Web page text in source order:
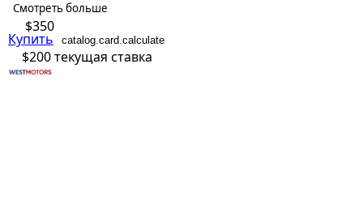
Смотреть больше
$350
Купить catalog.card.calculate
$200текущая ставка